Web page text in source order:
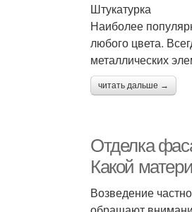
Штукатурка
Наиболее
любого цвета.
металлических
читать дальше →
Отделка
Какой
Возведение